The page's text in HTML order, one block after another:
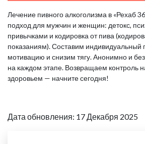
Лечение пивного алкоголизма в «Рехаб
подход для мужчин и женщин: детокс,
привычками и кодировка от пива
показаниям). Составим индивидуальный
мотивацию и снизим тягу. Анонимно и
на каждом этапе. Возвращаем контроль
здоровьем — начните сегодня!
Дата обновления: 17 Декабря 2025